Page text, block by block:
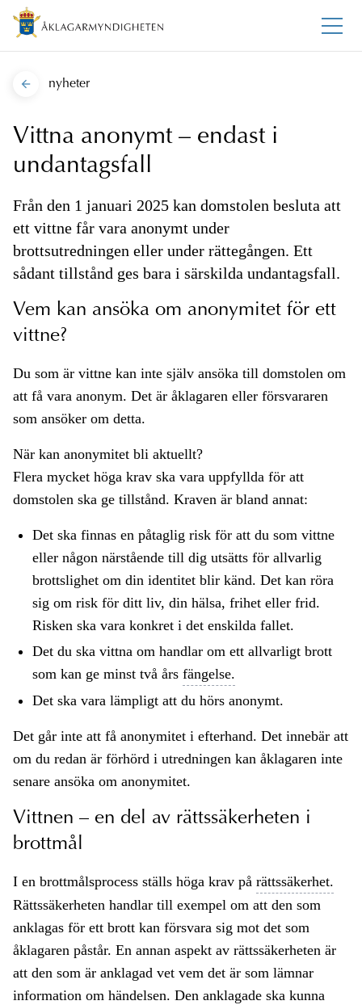
nyheter
Vittna anonymt – endast i
undantagsfall
Från den 1 januari 2025 kan domstolen besluta att
ett vittne får vara anonymt under
brottsutredningen eller under rättegången. Ett
sådant tillstånd ges bara i särskilda undantagsfall.
Vem kan ansöka om anonymitet för ett
vittne?
Du som är vittne kan inte själv ansöka till domstolen om
att få vara anonym. Det är åklagaren eller försvararen
som ansöker om detta.
När kan anonymitet bli aktuellt?
Flera mycket höga krav ska vara uppfyllda för att
domstolen ska ge tillstånd. Kraven är bland annat:
Det ska finnas en påtaglig risk för att du som vittne
eller någon närstående till dig utsätts för allvarlig
brottslighet om din identitet blir känd. Det kan röra
sig om risk för ditt liv, din hälsa, frihet eller frid.
Risken ska vara konkret i det enskilda fallet.
Det du ska vittna om handlar om ett allvarligt brott
som kan ge minst två års fängelse.
Det ska vara lämpligt att du hörs anonymt.
Det går inte att få anonymitet i efterhand. Det innebär att
om du redan är förhörd i utredningen kan åklagaren inte
senare ansöka om anonymitet.
Vittnen – en del av rättssäkerheten i
brottmål
I en brottmålsprocess ställs höga krav på rättssäkerhet.
Rättssäkerheten handlar till exempel om att den som
anklagas för ett brott kan försvara sig mot det som
åklagaren påstår. En annan aspekt av rättssäkerheten är
att den som är anklagad vet vem det är som lämnar
information om händelsen. Den anklagade ska kunna